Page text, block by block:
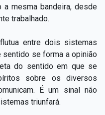
mesma bandeira, desde
trabalhado.
entre dois sistemas
se forma a opinião
do sentido em que se
sobre os diversos
É um sinal não
triunfará.